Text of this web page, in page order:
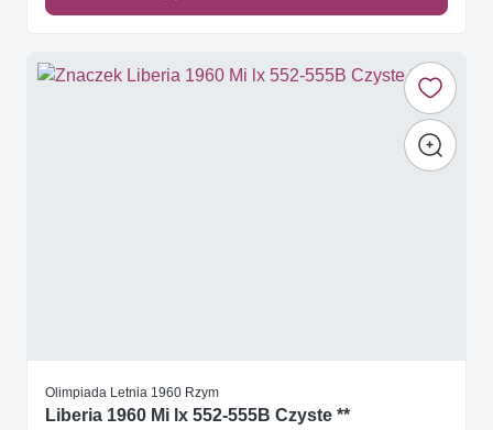
Olimpiada Letnia 1960 Rzym
Liberia 1960 Mi lx 552-555B Czyste **